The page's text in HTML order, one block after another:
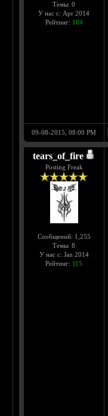
Темы: 0
У нас с: Apr 2014
Рейтинг: 104
09-08-2015, 08:00 PM
tears_of_fire
Posting Freak
Сообщений: 1,255
Темы: 8
У нас с: Jan 2014
Рейтинг: 115